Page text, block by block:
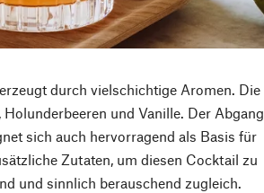
durch vielschichtige Aromen. Die
und Vanille. Der Abgang
sich auch hervorragend als Basis für
Zutaten, um diesen Cocktail zu
und sinnlich berauschend zugleich.